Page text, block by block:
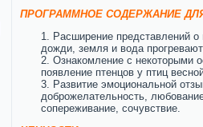
ПРОГРАММНОЕ СОДЕРЖАНИЕ
Расширение представлений
дожди, земля и вода
Ознакомление с некоторыми
появление птенцов у птиц
Развитие эмоциональной
доброжелательность,
сопереживание, сочувствие.